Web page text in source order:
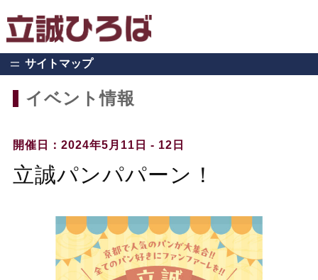
サイトマップ
イベント情報
開催日：2024年5月11日 - 12日
立誠パンパパーン！